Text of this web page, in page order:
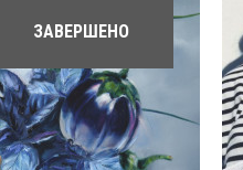
ЗАВЕРШЕНО